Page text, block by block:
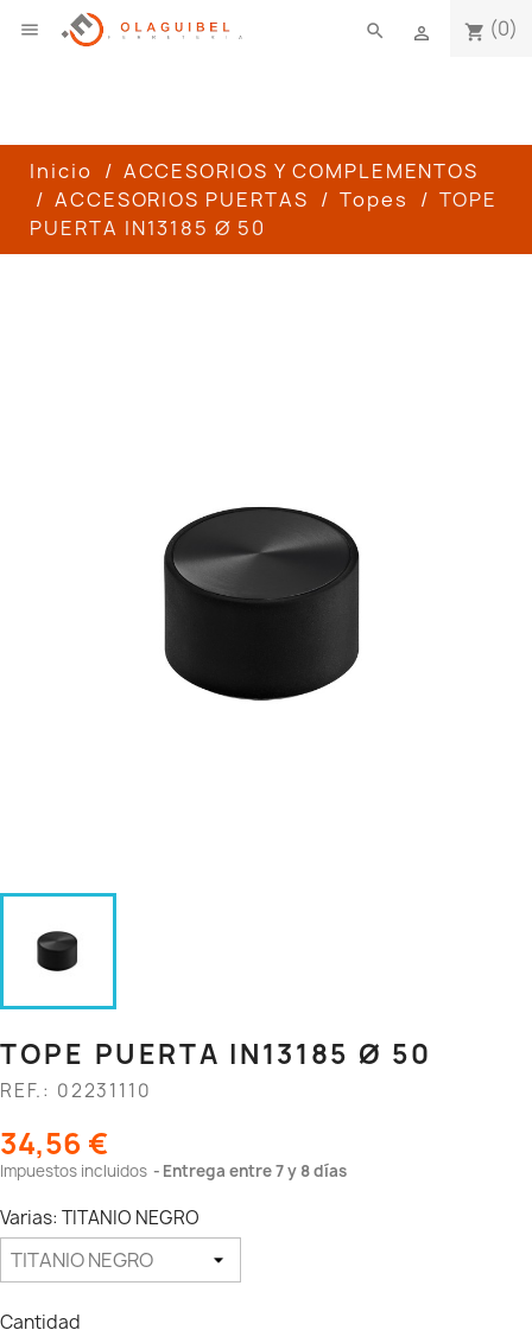
 shopping_cart (0)

search
Inicio
ACCESORIOS Y COMPLEMENTOS
ACCESORIOS PUERTAS
Topes
TOPE
PUERTA IN13185 Ø 50
TOPE PUERTA IN13185 Ø 50
REF.: 02231110
34,56 €
Impuestos incluidos Entrega entre 7 y 8 días
Varias: TITANIO NEGRO
Cantidad